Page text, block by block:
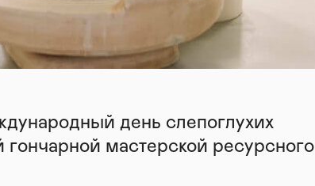
день слепоглухих
мастерской ресурсного